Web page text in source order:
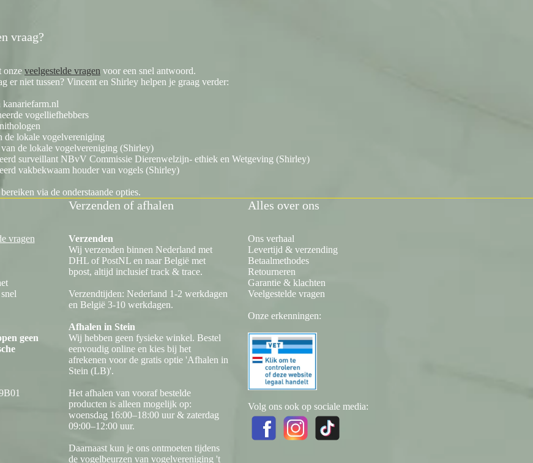
vraag?
onze veelgestelde vragen voor een snel antwoord.
er niet tussen? Vincent en Shirley helpen je graag verder:
kanariefarm.nl
vogelliefhebbers
de lokale vogelvereniging
van de lokale vogelvereniging (Shirley)
surveillant NBvV Commissie Dierenwelzijn- ethiek en Wetgeving (Shirley)
vakbekwaam houder van vogels (Shirley)
via de onderstaande opties.
vragen
geen
Verzenden of afhalen
Verzenden
Wij verzenden binnen Nederland met
DHL of PostNL en naar België met
bpost, altijd inclusief track & trace.
Verzendtijden: Nederland 1-2 werkdagen
en België 3-10 werkdagen.
Afhalen in Stein
Wij hebben geen fysieke winkel. Bestel
eenvoudig online en kies bij het
afrekenen voor de gratis optie 'Afhalen in
Stein (LB)'.
Het afhalen van vooraf bestelde
producten is alleen mogelijk op:
woensdag 16:00–18:00 uur & zaterdag
09:00–12:00 uur.
Daarnaast kun je ons ontmoeten tijdens
de vogelbeurzen van vogelvereniging 't
Alles over ons
Ons verhaal
Levertijd & verzending
Betaalmethodes
Retourneren
Garantie & klachten
Veelgestelde vragen
Onze erkenningen:
Volg ons ook op sociale media: